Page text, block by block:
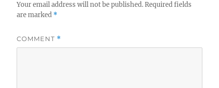
Your email address will not be published. Required fields
are marked *
COMMENT *